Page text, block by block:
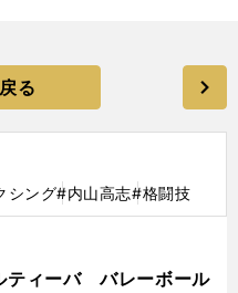
る
シング#内山高志#格闘技
ティーバ バレーボール